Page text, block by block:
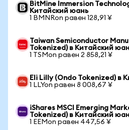
BitMine Immersion
Китайский юань
1 BMNRon равен 128,91 ¥
Taiwan Semiconductor
Tokenized) в Китайский
1 TSMon равен 2 858,21 ¥
Eli Lilly (Ondo Tokenized) в
1 LLYon равен 8 008,67 ¥
iShares MSCI Emerging
Tokenized) в Китайский
1 EEMon равен 447,56 ¥